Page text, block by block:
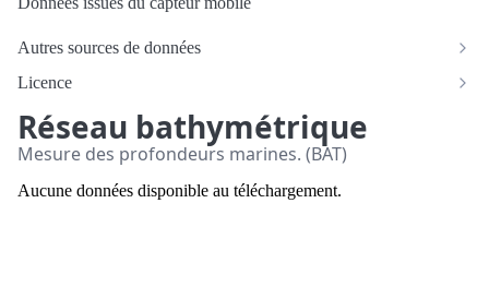
Autres sources de données
Licence
Réseau bathymétrique
Mesure des profondeurs marines. (BAT)
Aucune données disponible au téléchargement.